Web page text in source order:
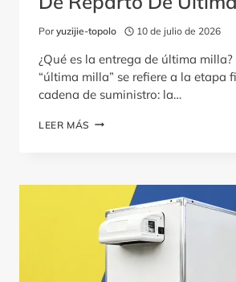
Por yuzijie-topolo 10 de julio de 2026
¿Qué es la entrega de última
“última milla” se refiere a la etapa
cadena de suministro: la…
LEER MÁS GUÍA
REPARTO
DE
ÚLTIMA
MILLA